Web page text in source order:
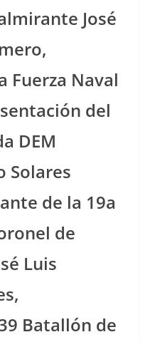
José
Fuerza Naval
del
DEM
Solares
de la 19a
de
Luis
Batallón de